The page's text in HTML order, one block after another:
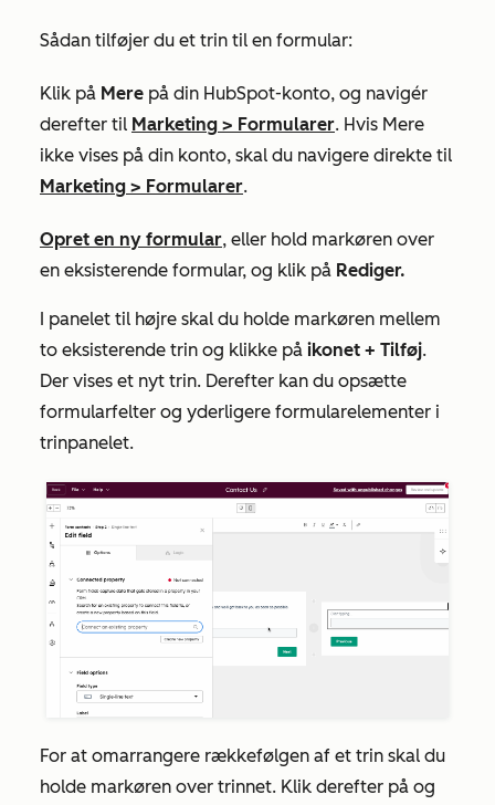
Sådan tilføjer du et trin til en formular:
Klik på Mere på din HubSpot-konto, og navigér
derefter til Marketing > Formularer. Hvis Mere
ikke vises på din konto, skal du navigere direkte til
Marketing > Formularer.
Opret en ny formular, eller hold markøren over
en eksisterende formular, og klik på Rediger.
I panelet til højre skal du holde markøren mellem
to eksisterende trin og klikke på ikonet + Tilføj.
Der vises et nyt trin. Derefter kan du opsætte
formularfelter og yderligere formularelementer i
trinpanelet.
For at omarrangere rækkefølgen af et trin skal du
holde markøren over trinnet. Klik derefter på og